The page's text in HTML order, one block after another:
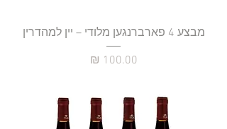
מבצע 4 פארברנגען מלודי – יין למהדרין
מחיר